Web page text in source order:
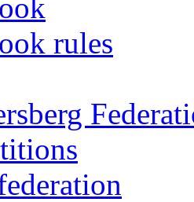
rules